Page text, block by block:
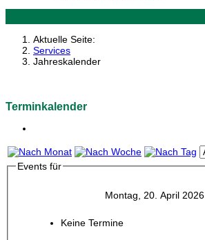
Aktuelle Seite:
Services
Jahreskalender
Terminkalender
Events für
Montag, 20. April 2026
Keine Termine